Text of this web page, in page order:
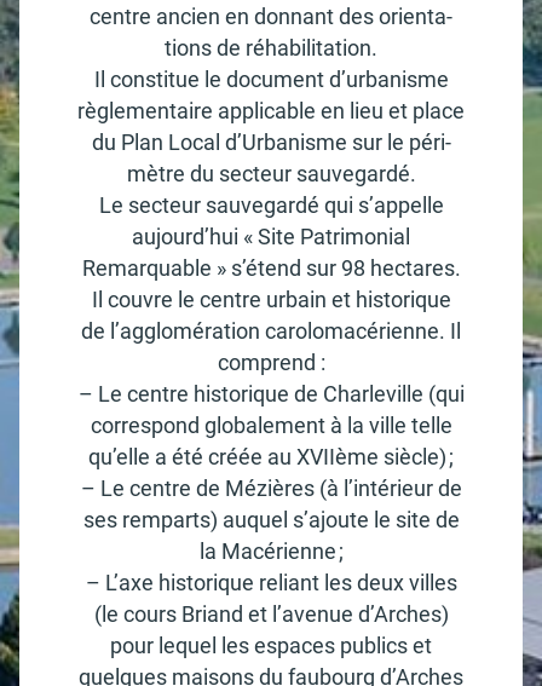
centre ancien en donnant des orien­ta­
tions de réha­bi­li­ta­tion.
Il consti­tue le docu­ment d’ur­ba­nisme
règle­men­taire appli­cable en lieu et place
du Plan Local d’Ur­ba­nisme sur le péri­
mètre du secteur sauve­gardé.
Le secteur sauve­gardé qui s’ap­pelle
aujour­d’hui « Site Patri­mo­nial
Remarquable » s’étend sur 98 hectares.
Il couvre le centre urbain et histo­rique
de l’ag­glo­mé­ra­tion caro­lo­ma­cé­rienne. Il
comprend :
– Le centre histo­rique de Char­le­ville (qui
corres­pond globa­le­ment à la ville telle
qu’elle a été créée au XVIIème siècle) ;
– Le centre de Mézières (à l’in­té­rieur de
ses remparts) auquel s’ajoute le site de
la Macé­rienne ;
– L’axe histo­rique reliant les deux villes
(le cours Briand et l’ave­nue d’Arches)
pour lequel les espaces publics et
quelques maisons du faubourg d’Arches